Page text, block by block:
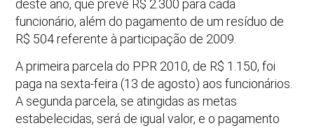
deste ano, que prevê R$ 2.300 para cada
funcionário, além do pagamento de um resíduo de
R$ 504 referente à participação de 2009.
A primeira parcela do PPR 2010, de R$ 1.150, foi
paga na sexta-feira (13 de agosto) aos funcionários.
A segunda parcela, se atingidas as metas
estabelecidas, será de igual valor, e o pagamento